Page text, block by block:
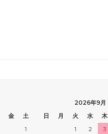
金
土
1
2026年9月
日
月 火 水 木
1
2 3